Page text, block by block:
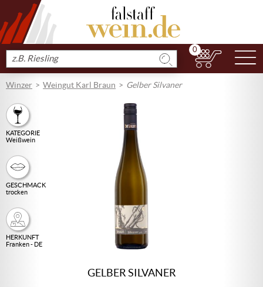
Produkt
suchen
0
Winzer Weingut Karl Braun Gelber Silvaner
KATEGORIE
Weißwein
GESCHMACK
trocken
HERKUNFT
Franken - DE
GELBER SILVANER